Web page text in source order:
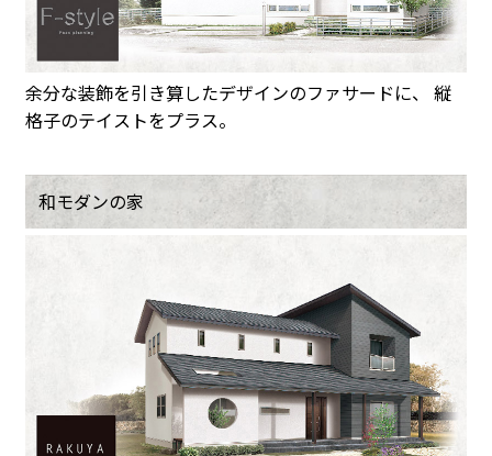
余分な装飾を引き算したデザインのファサードに、 縦
格子のテイストをプラス。
和モダンの家